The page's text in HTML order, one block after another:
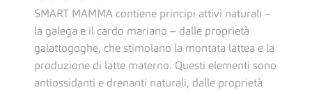
SMART MAMMA contiene principi attivi naturali –
la galega e il cardo mariano – dalle proprietà
galattogoghe, che stimolano la montata lattea e la
produzione di latte materno. Questi elementi sono
antiossidanti e drenanti naturali, dalle proprietà